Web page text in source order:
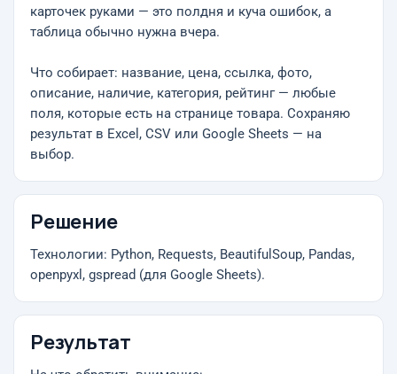
карточек руками — это полдня и куча ошибок, а
таблица обычно нужна вчера.
Что собирает: название, цена, ссылка, фото,
описание, наличие, категория, рейтинг — любые
поля, которые есть на странице товара. Сохраняю
результат в Excel, CSV или Google Sheets — на
выбор.
Решение
Технологии: Python, Requests, BeautifulSoup, Pandas,
openpyxl, gspread (для Google Sheets).
Результат